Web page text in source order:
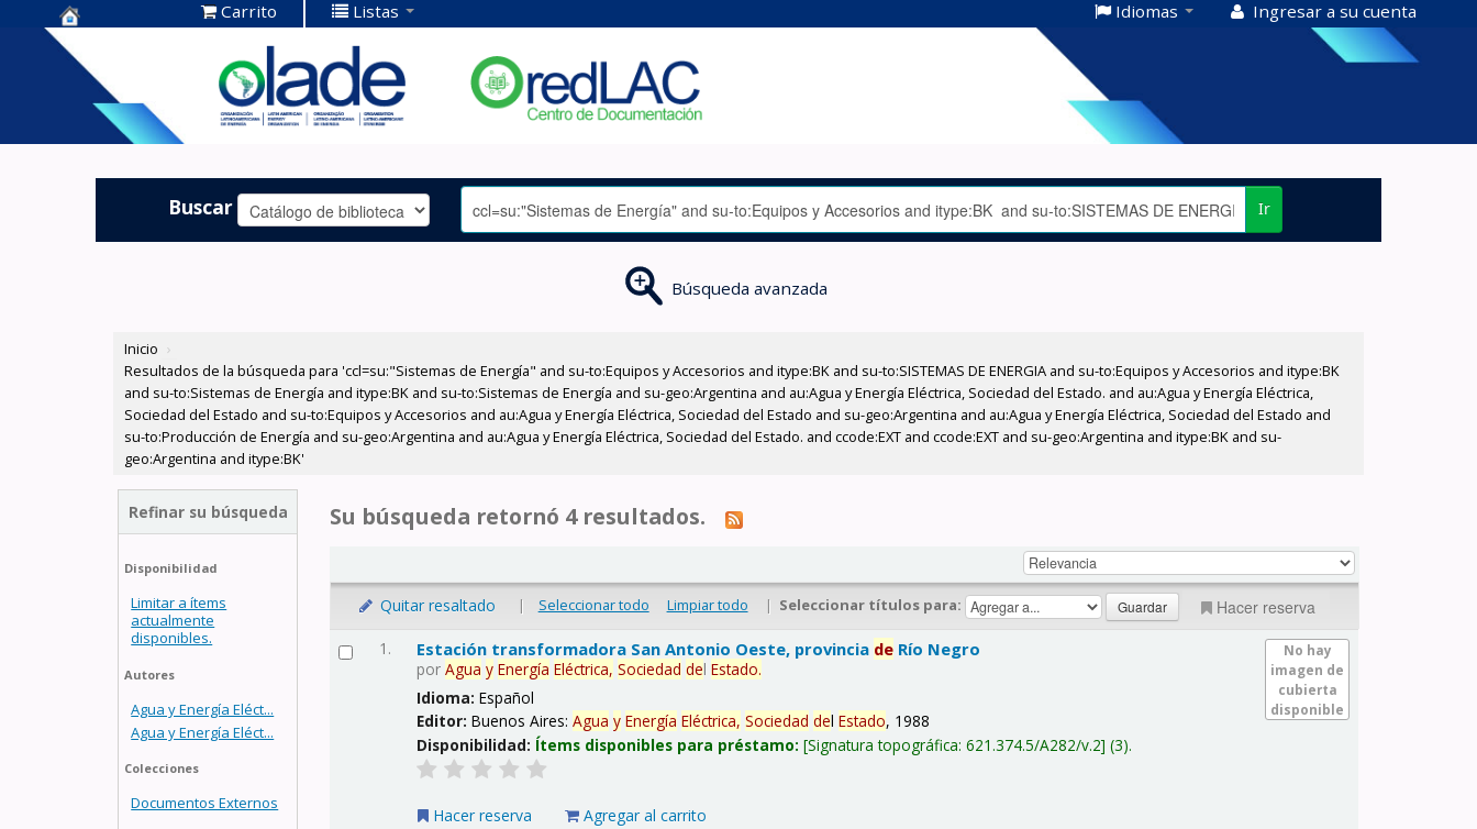
Centro de
Documentación
OLADE -
Carrito Listas Idiomas Ingresar a su cuenta
Buscar Ir
Búsqueda avanzada
Inicio ›
Resultados de la búsqueda para 'ccl=su:"Sistemas de Energía" and su-to:Equipos y Accesorios and itype:BK and su-to:SISTEMAS DE ENERGIA and su-to:Equipos y Accesorios and itype:BK
and su-to:Sistemas de Energía and itype:BK and su-to:Sistemas de Energía and su-geo:Argentina and au:Agua y Energía Eléctrica, Sociedad del Estado. and au:Agua y Energía Eléctrica,
Sociedad del Estado and su-to:Equipos y Accesorios and au:Agua y Energía Eléctrica, Sociedad del Estado and su-geo:Argentina and au:Agua y Energía Eléctrica, Sociedad del Estado and
su-to:Producción de Energía and su-geo:Argentina and au:Agua y Energía Eléctrica, Sociedad del Estado. and ccode:EXT and ccode:EXT and su-geo:Argentina and itype:BK and su-
geo:Argentina and itype:BK'
Refinar su búsqueda
Disponibilidad
Limitar a ítems
actualmente
disponibles.
Autores
Agua y Energía Eléct...
Agua y Energía Eléct...
Colecciones
Documentos Externos
Su búsqueda retornó 4 resultados.
Quitar resaltado | Seleccionar todo Limpiar todo | Seleccionar títulos para: Hacer reserva
1.
No hay
imagen de
cubierta
disponible
Estación transformadora San Antonio Oeste, provincia de Río Negro
porAgua y Energía Eléctrica, Sociedad delEstado.
Idioma:Español
Editor:Buenos Aires:Agua y Energía Eléctrica, Sociedad delEstado, 1988
Disponibilidad: Ítems disponibles para préstamo: Signatura topográfica:621.374.5/A282/v.2 (3).
Hacer reserva Agregar al carrito